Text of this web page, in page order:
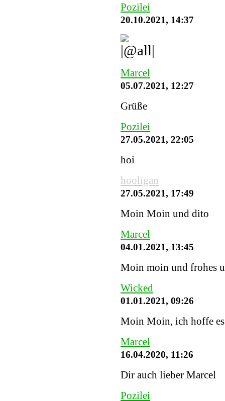
Pozilei
20.10.2021, 14:37
Marcel
05.07.2021, 12:27
Grüße
Pozilei
27.05.2021, 22:05
hoi
hooligan
27.05.2021, 17:49
Moin Moin und dito
Marcel
04.01.2021, 13:45
Moin moin und frohes
Wicked
01.01.2021, 09:26
Moin Moin, ich hoffe
Marcel
16.04.2020, 11:26
Dir auch lieber Marcel
Pozilei